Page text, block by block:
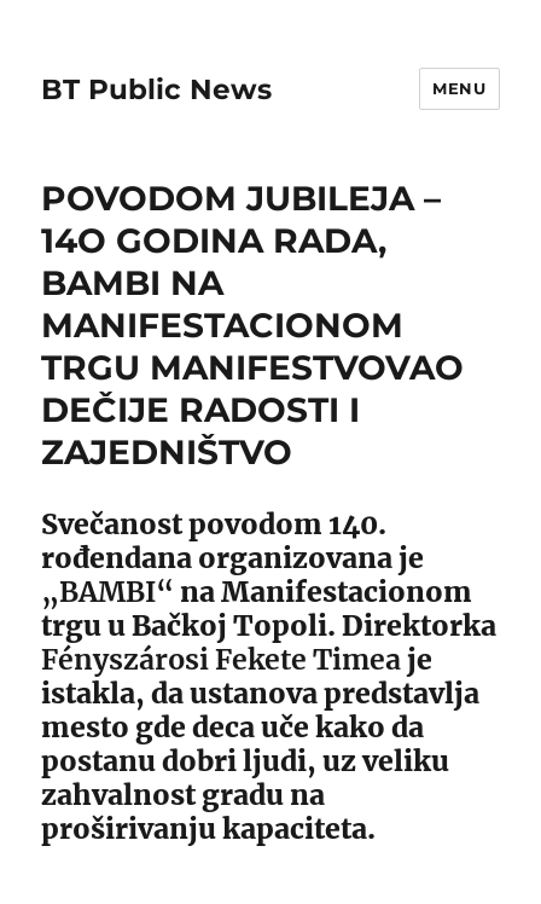
BT Public News MENU
POVODOM JUBILEJA –
14O GODINA RADA,
BAMBI NA
MANIFESTACIONOM
TRGU MANIFESTVOVAO
DEČIJE RADOSTI I
ZAJEDNIŠTVO
Svečanost povodom 140.
rođendana organizovana je
„BAMBI“ na Manifestacionom
trgu u Bačkoj Topoli. Direktorka
Fényszárosi Fekete Timeaje
istakla, da ustanova predstavlja
mesto gde deca uče kako da
postanu dobri ljudi, uz veliku
zahvalnost gradu na
proširivanju kapaciteta.